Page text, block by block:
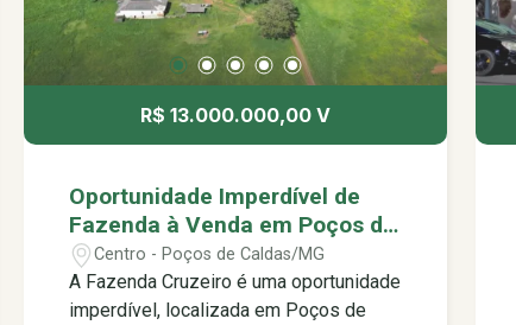
Rezende Academia -Studio Leila Luz-
Saúde- Estética- Bem Estar -Escola de
Futsal Primeiro Passo -Escola Lumiar
Poços de Caldas -USK Callan Method
Poços de Caldas -Centro Educacional
450mts da Av. José Remígio Prézia
R$ 13.000.000,00 V
Oportunidade Imperdível de
Fazenda à Venda em Poços de
Caldas MG.
Centro - Poços de Caldas/MG
A Fazenda Cruzeiro é uma oportunidade
imperdível, localizada em Poços de